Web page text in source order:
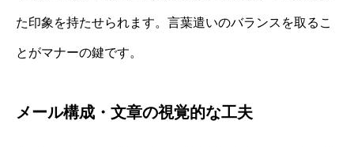
た印象を持たせられます。言葉遣いのバランスを取るこ
とがマナーの鍵です。
メール構成・文章の視覚的な工夫